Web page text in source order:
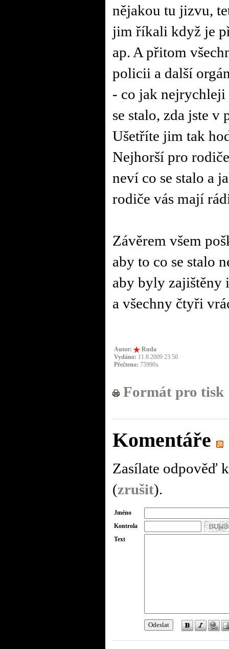
nějakou tu jizvu,
jim říkali když je
ap. A přitom
policii a další
- co jak
se stalo, zda jste v
Ušetříte jim tak
Nejhorší pro
neví co se stalo a
rodiče vás mají
Závěrem všem
aby to co se stalo
aby byly zajištěny
a všechny čtyři
Autor:
Ruda
Vydáno: 11.8.2009 23:50
Přečteno: 75990x
Formát pro tisk
Komentáře
Zasílate odpověď
(zrušit).
Jméno
Kontrola
Text